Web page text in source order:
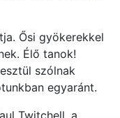
Ősi gyökerekkel
Élő tanok!
szólnak
egyaránt.
Twitchell, a